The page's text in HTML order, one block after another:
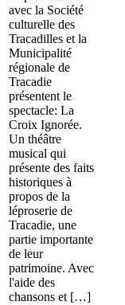
avec la Société
culturelle des
Tracadilles et la
Municipalité
régionale de
Tracadie
présentent le
spectacle: La
Croix Ignorée.
Un théâtre
musical qui
présente des faits
historiques à
propos de la
léproserie de
Tracadie, une
partie importante
de leur
patrimoine. Avec
l'aide des
chansons et […]